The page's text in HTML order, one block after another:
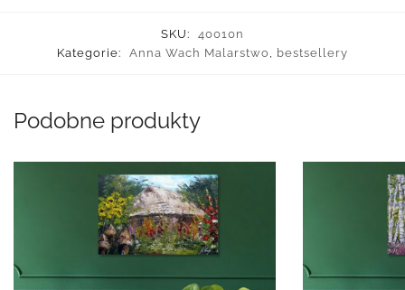
SKU:
40010n
Kategorie:
Anna Wach Malarstwo, bestsellery
Podobne produkty